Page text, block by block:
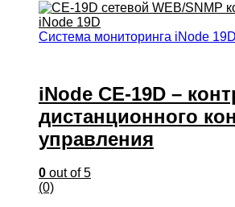
Система мониторинга iNode 19D
iNode CE-19D –
дистанционного
управления
0 out of 5
(0)